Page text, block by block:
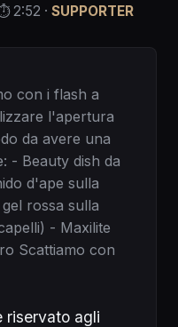
2:52 · SUPPORTER
con i flash a
l'apertura
da avere una
- Beauty dish da
d'ape sulla
rossa sulla
- Maxilite
Scattiamo con
riservato agli